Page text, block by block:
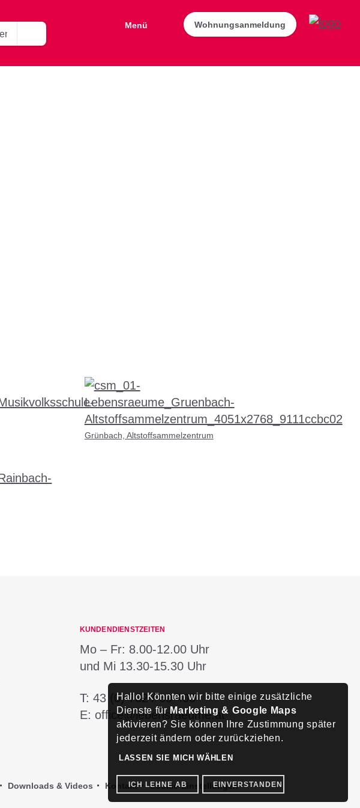
Menü Wohnungsanmeldung
Grünbach, Altstoffsammelzentrum
KUNDENDIENSTZEITEN
Mo – Fr: 8.00-12.00 Uhr
und Mi 13.30-15.30 Uhr
T: 43 (0) 732 / 69 400
E: office@lebensraeume.at
Downloads & Videos Kontakt Cookie-Einstellungen
Hallo! Könnten wir bitte einige zusätzliche
Dienste für Marketing & Google Maps
aktivieren? Sie können Ihre Zustimmung später
jederzeit ändern oder zurückziehen.
LASSEN SIE MICH WÄHLEN
ICH LEHNE AB EINVERSTANDEN